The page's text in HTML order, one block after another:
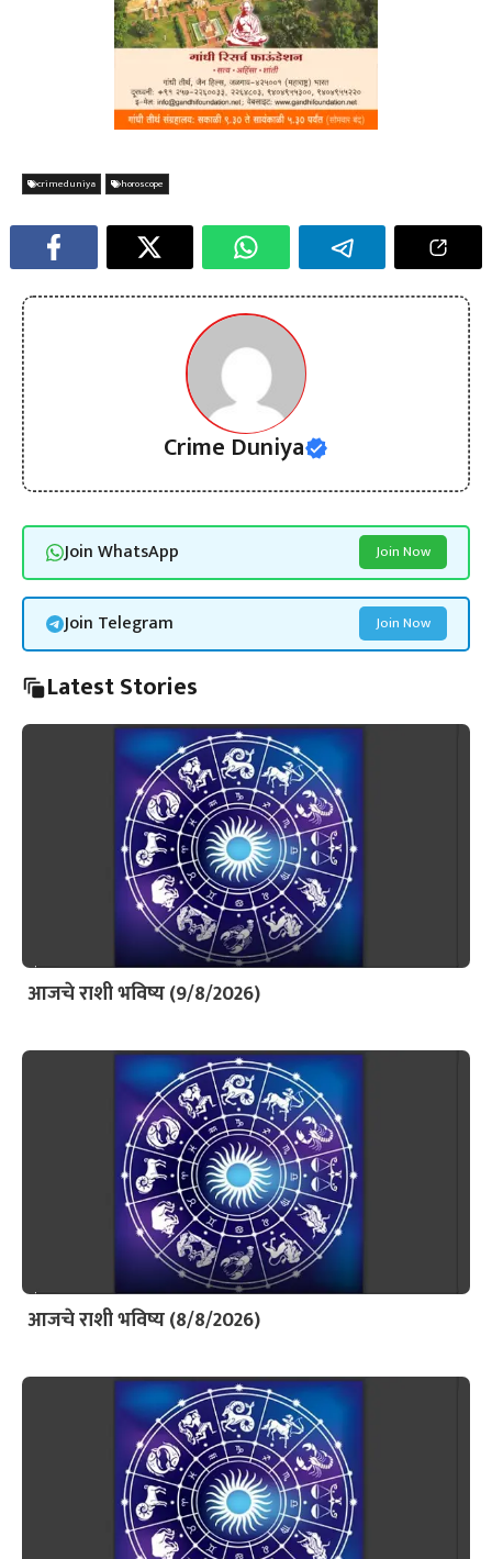
crimeduniya horoscope
Crime Duniya
Join WhatsApp Join Now
Join Telegram Join Now
Latest Stories
आजचे राशी भविष्य (9/8/2026)
आजचे राशी भविष्य (8/8/2026)